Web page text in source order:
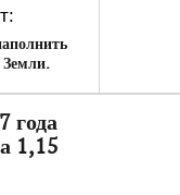
Земли.
года
1,15